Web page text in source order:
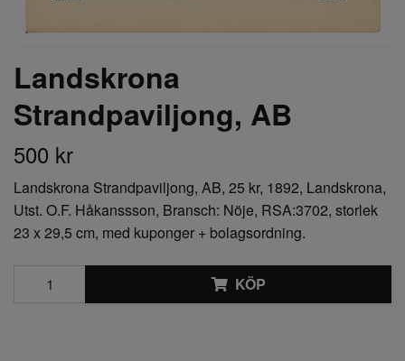
Landskrona
Strandpaviljong, AB
500 kr
Landskrona Strandpaviljong, AB, 25 kr, 1892, Landskrona,
Utst. O.F. Håkanssson, Bransch: Nöje, RSA:3702, storlek
23 x 29,5 cm, med kuponger + bolagsordning.
KÖP